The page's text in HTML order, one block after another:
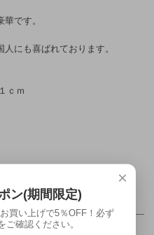
です。
にも喜ばれております。
ｃｍ
。
れ間近！
×
ン(期間限定)
買い上げで5％OFF！必ず
ご確認ください。